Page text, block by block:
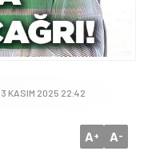
KASIM 2025 22:42
A+ A-